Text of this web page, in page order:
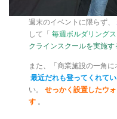
週末のイベントに限らず、
して「 毎週ボルダリング
クラインスクールを実施す
また、「商業施設の一角
最近だれも登ってくれて
い。
せっかく設置したウ
す 。